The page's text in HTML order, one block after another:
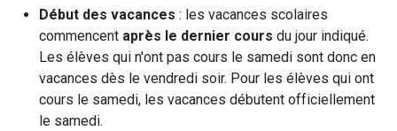
Début des vacances : les vacances scolaires
commencent après le dernier cours du jour indiqué.
Les élèves qui n'ont pas cours le samedi sont donc en
vacances dès le vendredi soir. Pour les élèves qui ont
cours le samedi, les vacances débutent officiellement
le samedi.